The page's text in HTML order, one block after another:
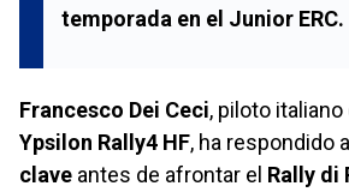
temporada en el Junior ERC.
Francesco Dei Ceci, piloto italiano
Ypsilon Rally4 HF, ha respondido a
clave antes de afrontar el Rally di